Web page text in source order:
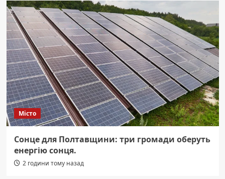
Місто
Сонце для Полтавщини: три громади оберуть
енергію сонця.
2 години тому назад